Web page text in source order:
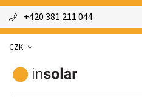
+420 381 211 044
CZK